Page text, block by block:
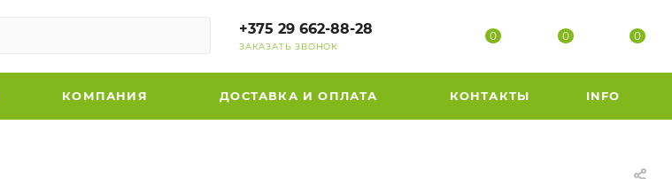
+375 29 662-88-28
ЗАКАЗАТЬ ЗВОНОК
0 0 0
КОМПАНИЯ ДОСТАВКА И ОПЛАТА КОНТАКТЫ INFO